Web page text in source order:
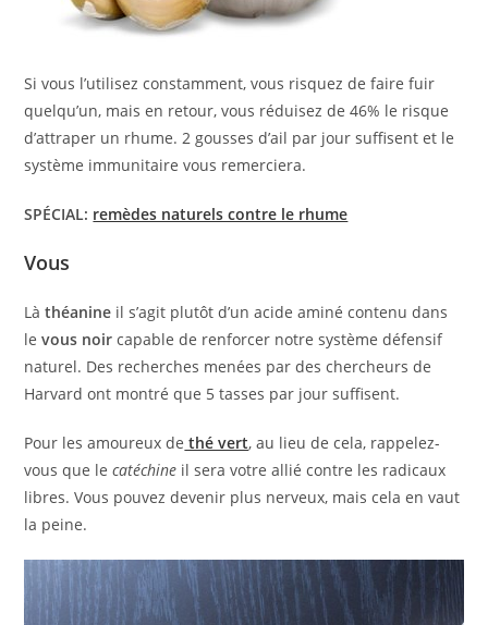
Si vous l’utilisez constamment, vous risquez de faire fuir
quelqu’un, mais en retour, vous réduisez de 46% le risque
d’attraper un rhume. 2 gousses d’ail par jour suffisent et le
système immunitaire vous remerciera.
SPÉCIAL: remèdes naturels contre le rhume
Vous
Làthéanine il s’agit plutôt d’un acide aminé contenu dans
levous noir capable de renforcer notre système défensif
naturel. Des recherches menées par des chercheurs de
Harvard ont montré que 5 tasses par jour suffisent.
Pour les amoureux de thé vert, au lieu de cela, rappelez-
vous que lecatéchine il sera votre allié contre les radicaux
libres. Vous pouvez devenir plus nerveux, mais cela en vaut
la peine.